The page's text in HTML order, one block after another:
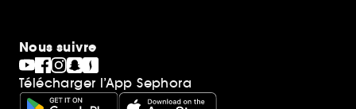
Nous suivre
Télécharger l’App Sephora